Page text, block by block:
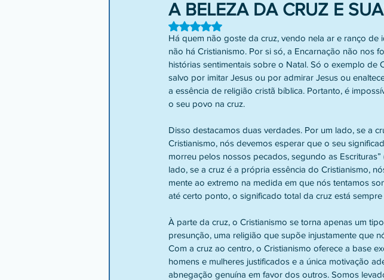
A BELEZA DA CRUZ E
Avaliado com NaN de 5 estrelas.
Há quem não goste da cruz, vendo nela ar e ranço de
não há Cristianismo. Por si só, a Encarnação não nos
histórias sentimentais sobre o Natal. Só o exemplo
salvo por imitar Jesus ou por admirar Jesus ou
a essência de religião cristã bíblica. Portanto, é
o seu povo na cruz.
Disso destacamos duas verdades. Por um lado, se a
Cristianismo, nós devemos esperar que o seu
morreu pelos nossos pecados, segundo as
lado, se a cruz é a própria essência do Cristianismo,
mente ao extremo na medida em que nós tentamos
até certo ponto, o significado total da cruz está
À parte da cruz, o Cristianismo se torna apenas um
presunção, uma religião que supõe injustamente que
Com a cruz ao centro, o Cristianismo oferece a base
homens e mulheres justificados e a única motivação
abnegação genuína em favor dos outros. Somos